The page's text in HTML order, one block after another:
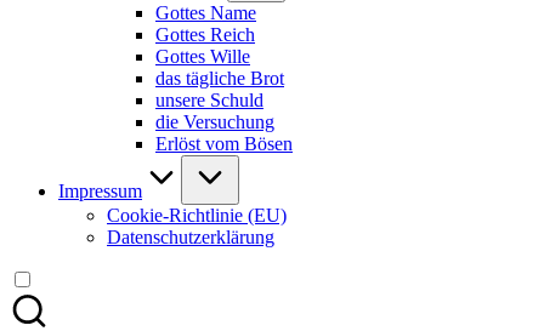
Gottes Name
Gottes Reich
Gottes Wille
das tägliche Brot
unsere Schuld
die Versuchung
Erlöst vom Bösen
Impressum
Cookie-Richtlinie (EU)
Datenschutzerklärung